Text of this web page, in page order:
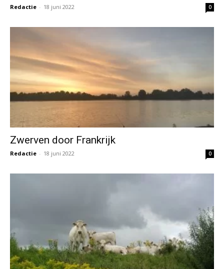
Redactie - 18 juni 2022 0
Zwerven door Frankrijk
Redactie - 18 juni 2022 0